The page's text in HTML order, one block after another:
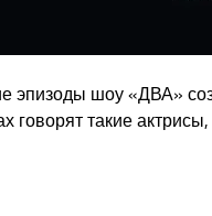
эпизоды шоу «ДВА»
говорят такие